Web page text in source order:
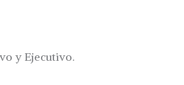
y Ejecutivo.